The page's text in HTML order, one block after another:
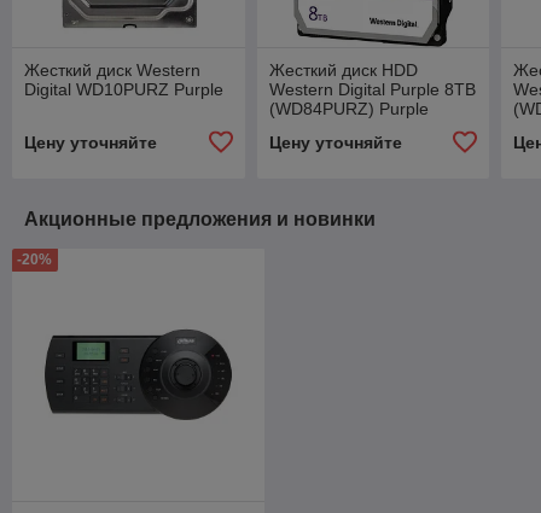
Жесткий диск Western
Digital WD10PURZ Purple
Цену уточняйте
Жесткий диск HDD
Western Digital Purple 8TB
(WD84PURZ) Purple
Цену уточняйте
Акционные предложения и новинки
-20%